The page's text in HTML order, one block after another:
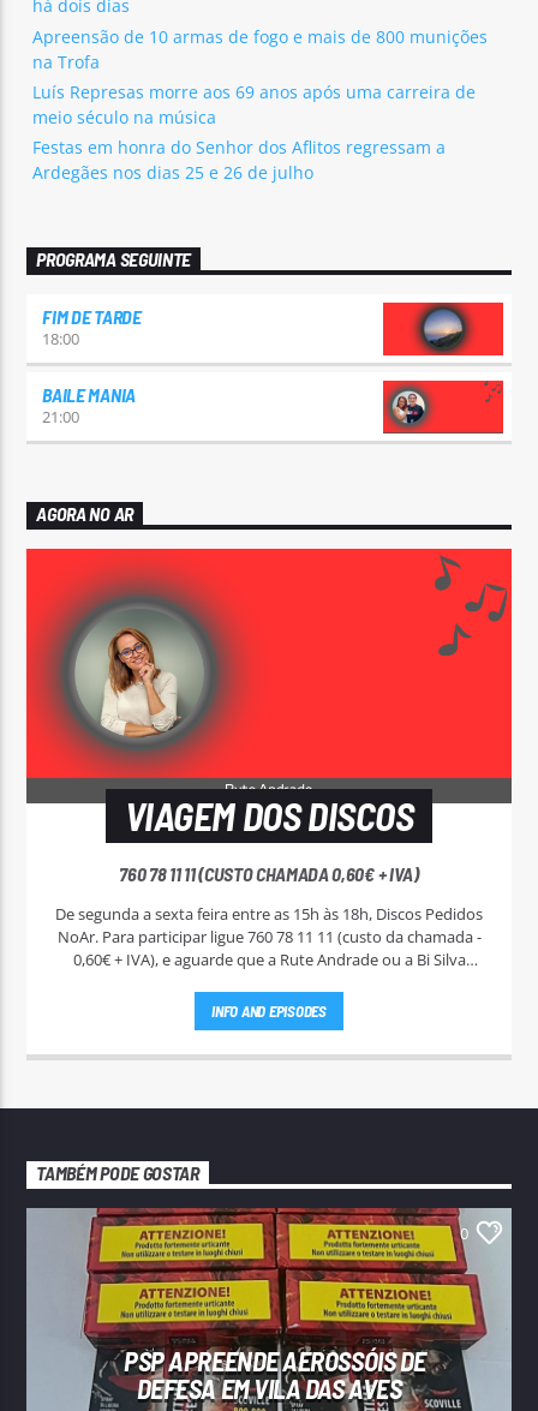
há dois dias
Apreensão de 10 armas de fogo e mais de 800 munições
na Trofa
Luís Represas morre aos 69 anos após uma carreira de
meio século na música
Festas em honra do Senhor dos Aflitos regressam a
Ardegães nos dias 25 e 26 de julho
PROGRAMA SEGUINTE
FIM DE TARDE
18:00
BAILE MANIA
21:00
AGORA NO AR
VIAGEM DOS DISCOS
760 78 11 11 (CUSTO CHAMADA 0,60€ + IVA)
De segunda a sexta feira entre as 15h às 18h, Discos Pedidos
NoAr. Para participar ligue 760 78 11 11 (custo da chamada -
0,60€ + IVA), e aguarde que a Rute Andrade ou a Bi Silva
INFO AND EPISODES
TAMBÉM PODE GOSTAR
0
PSP APREENDE AEROSSÓIS DE
DEFESA EM VILA DAS AVES